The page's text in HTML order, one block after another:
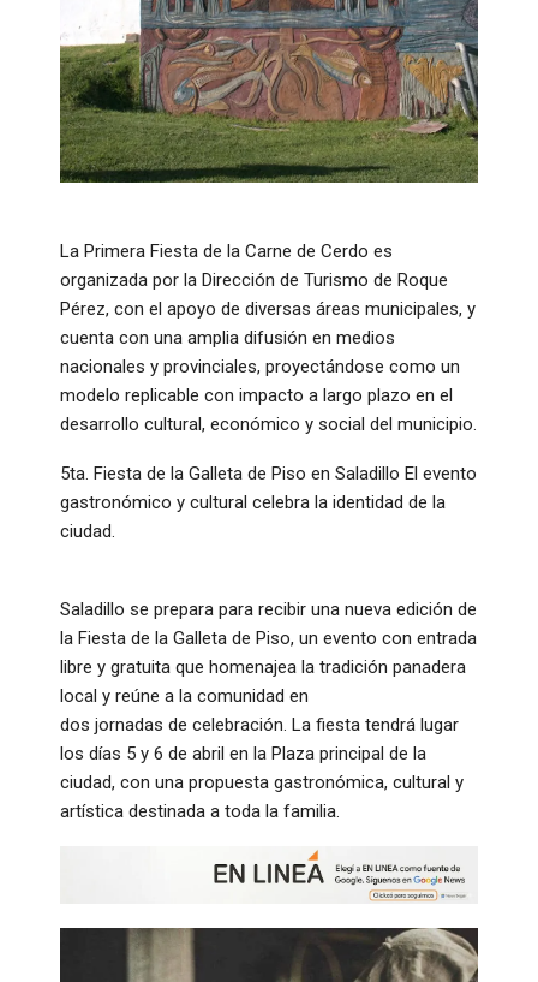
La Primera Fiesta de la Carne de Cerdo es
organizada por la Dirección de Turismo de Roque
Pérez, con el apoyo de diversas áreas municipales, y
cuenta con una amplia difusión en medios
nacionales y provinciales, proyectándose como un
modelo replicable con impacto a largo plazo en el
desarrollo cultural, económico y social del municipio.
5ta. Fiesta de la Galleta de Piso en Saladillo El evento
gastronómico y cultural celebra la identidad de la
ciudad.
Saladillo se prepara para recibir una nueva edición de
la Fiesta de la Galleta de Piso, un evento con entrada
libre y gratuita que homenajea la tradición panadera
local y reúne a la comunidad en
dos jornadas de celebración. La fiesta tendrá lugar
los días 5 y 6 de abril en la Plaza principal de la
ciudad, con una propuesta gastronómica, cultural y
artística destinada a toda la familia.